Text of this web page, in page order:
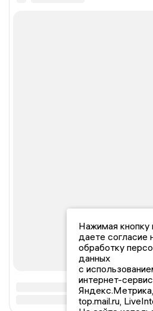
Нажимая кнопку
даете согласие
обработку
данных
с
интернет-
Яндекс.Метрика,
top.mail.ru,